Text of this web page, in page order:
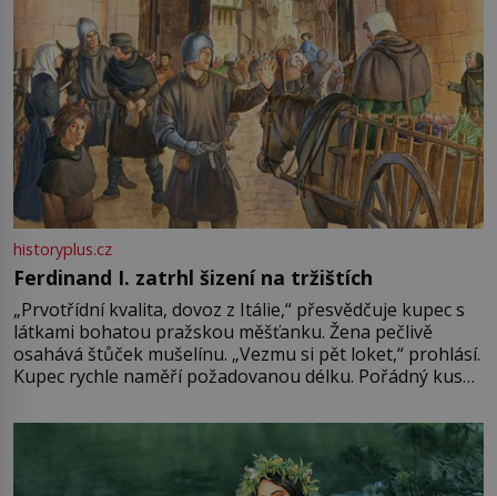
historyplus.cz
Ferdinand I. zatrhl šizení na tržištích
„Prvotřídní kvalita, dovoz z Itálie,“ přesvědčuje kupec s
látkami bohatou pražskou měšťanku. Žena pečlivě
osahává štůček mušelínu. „Vezmu si pět loket,“ prohlásí.
Kupec rychle naměří požadovanou délku. Pořádný kus
milostpaní. Stačí jenom na sukni,“ zhodnotí švadlena
množství růžového mušelínu. „Ošidili vás, podívejte.“